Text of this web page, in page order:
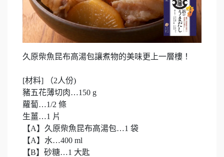
久原柴魚昆布高湯包讓煮物的美味更上一層樓！
[材料] （2人份)
豬五花薄切肉…150 g
蘿蔔…1/2 條
生薑…1 片
【A】久原柴魚昆布高湯包…1 袋
【A】水…400 ml
【B】砂糖…1 大匙